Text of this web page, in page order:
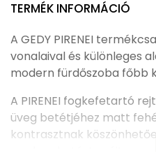
TERMÉK INFORMÁCIÓ
A GEDY PIRENEI
vonalaival és különleges
modern fürdőszoba főbb
A PIRENEI fogkefetartó
üveg betétjéhez matt
kontrasztnak